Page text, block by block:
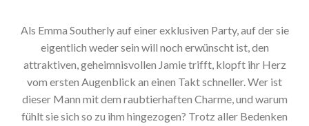
Als Emma Southerly auf einer exklusiven Party, auf der sie
eigentlich weder sein will noch erwünscht ist, den
attraktiven, geheimnisvollen Jamie trifft, klopft ihr Herz
vom ersten Augenblick an einen Takt schneller. Wer ist
dieser Mann mit dem raubtierhaften Charme, und warum
fühlt sie sich so zu ihm hingezogen? Trotz aller Bedenken